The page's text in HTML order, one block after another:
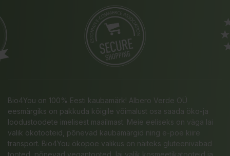
Bio4You on 100% Eesti kaubamärk! Albero Verde OÜ
eesmärgiks on pakkuda kõigile võimalust osa saada öko-ja
loodustoodete imelisest maailmast. Meie eeliseks on väga lai
valik ökotooteid, põnevad kaubamärgid ning e-poe kiire
transport. Bio4You ökopoe valikus on näiteks gluteenivabad